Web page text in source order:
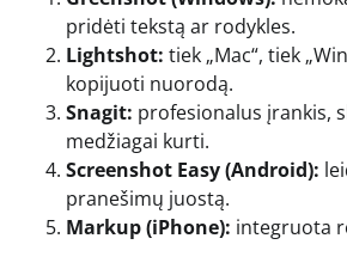
pridėti tekstą ar rodykles.
Lightshot: tiek „Mac“, tiek
kopijuoti nuorodą.
Snagit: profesionalus įrankis,
medžiagai kurti.
Screenshot Easy (Android):
pranešimų juostą.
Markup (iPhone): integruota